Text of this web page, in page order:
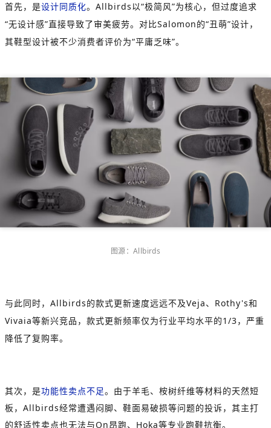
首先，是设计同质化。 Allbirds以“极简风”为核心，但过度追求
“无设计感”直接导致了审美疲劳。对比Salomon的“丑萌”设计，
其鞋型设计被不少消费者评价为“平庸乏味”。
图源： Allbirds
与此同时， Allbirds的款式更新速度远远不及Veja、 Rothy's和
Vivaia等新兴竞品，款式更新频率仅为行业平均水平的1/3，严重
降低了复购率。
其次，是功能性卖点不足。由于羊毛、桉树纤维等材料的天然短
板， Allbirds经常遭遇闷脚、鞋面易破损等问题的投诉，其主打
的舒适性卖点也无法与On昂跑、 Hoka等专业跑鞋抗衡。